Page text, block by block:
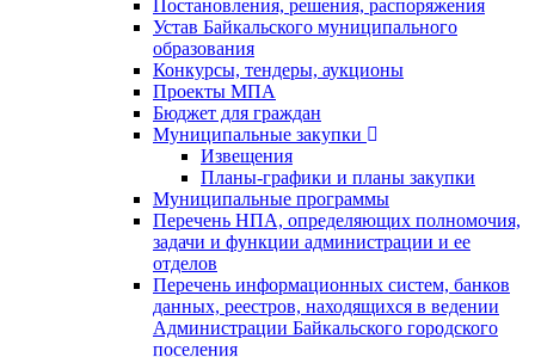
Постановления, решения, распоряжения
Устав Байкальского муниципального
образования
Конкурсы, тендеры, аукционы
Проекты МПА
Бюджет для граждан
Муниципальные закупки
Извещения
Планы-графики и планы закупки
Муниципальные программы
Перечень НПА, определяющих полномочия,
задачи и функции администрации и ее
отделов
Перечень информационных систем, банков
данных, реестров, находящихся в ведении
Администрации Байкальского городского
поселения